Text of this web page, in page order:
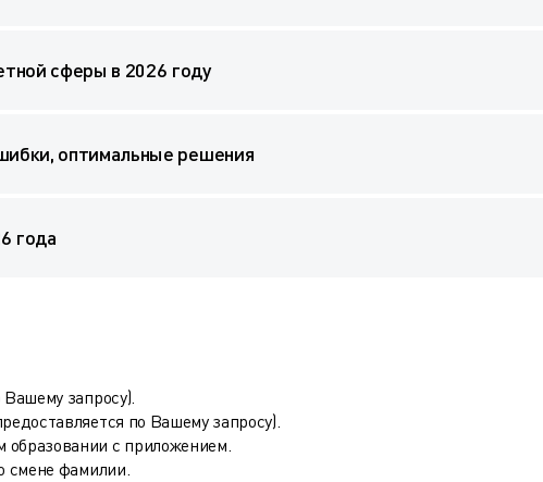
сферы в 2026 году
оптимальные решения
года
Вашему запросу).
по Вашему запросу).
с приложением.
смене фамилии.